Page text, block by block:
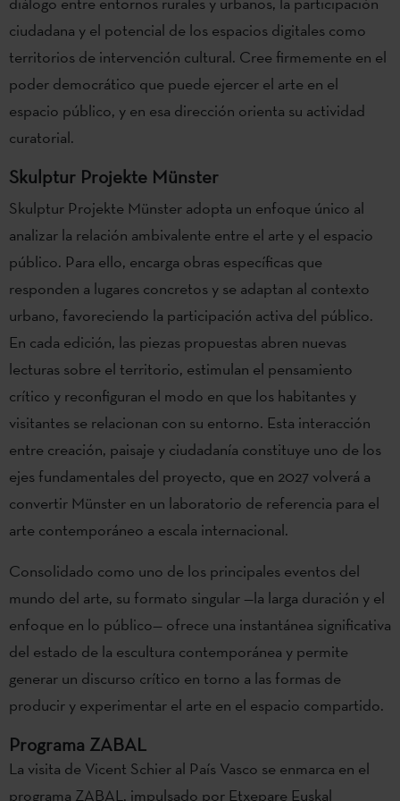
ciudadana y el potencial de los espacios digitales como
territorios de intervención cultural. Cree firmemente en el
poder democrático que puede ejercer el arte en el
espacio público, y en esa dirección orienta su actividad
curatorial.
Skulptur Projekte Münster
Skulptur Projekte Münster adopta un enfoque único al
analizar la relación ambivalente entre el arte y el espacio
público. Para ello, encarga obras específicas que
responden a lugares concretos y se adaptan al contexto
urbano, favoreciendo la participación activa del público.
En cada edición, las piezas propuestas abren nuevas
lecturas sobre el territorio, estimulan el pensamiento
crítico y reconfiguran el modo en que los habitantes y
visitantes se relacionan con su entorno. Esta interacción
entre creación, paisaje y ciudadanía constituye uno de los
ejes fundamentales del proyecto, que en 2027 volverá a
convertir Münster en un laboratorio de referencia para el
arte contemporáneo a escala internacional.
Consolidado como uno de los principales eventos del
mundo del arte, su formato singular —la larga duración y el
enfoque en lo público— ofrece una instantánea significativa
del estado de la escultura contemporánea y permite
generar un discurso crítico en torno a las formas de
producir y experimentar el arte en el espacio compartido.
Programa ZABAL
La visita de Vicent Schier al País Vasco se enmarca en el
programa ZABAL, impulsado por Etxepare Euskal